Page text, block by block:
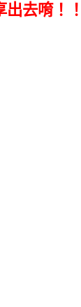
出去唷！